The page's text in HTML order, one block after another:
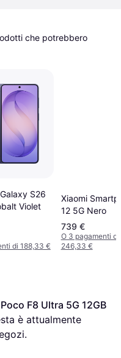
che potrebbero
S26
Violet
di 188,33 €
Xiaomi
12 5G Nero
739 €
O 3 pagamenti di
246,33 €
F8 Ultra 5G 12GB
è attualmente